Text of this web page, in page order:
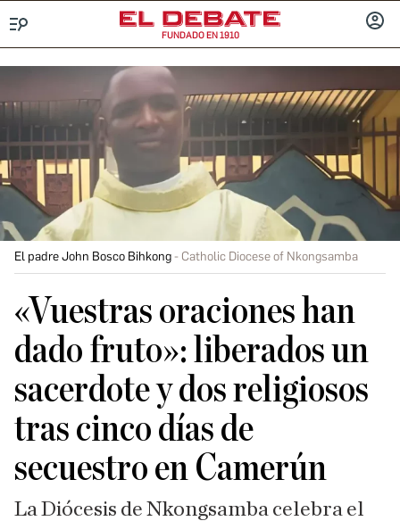
FUNDADO EN 1910
El padre John Bosco Bihkong Catholic Diocese of Nkongsamba
«Vuestras oraciones han
dado fruto»: liberados un
sacerdote y dos religiosos
tras cinco días de
secuestro en Camerún
La Diócesis de Nkongsamba celebra el